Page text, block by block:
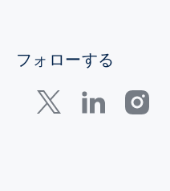
フォローする